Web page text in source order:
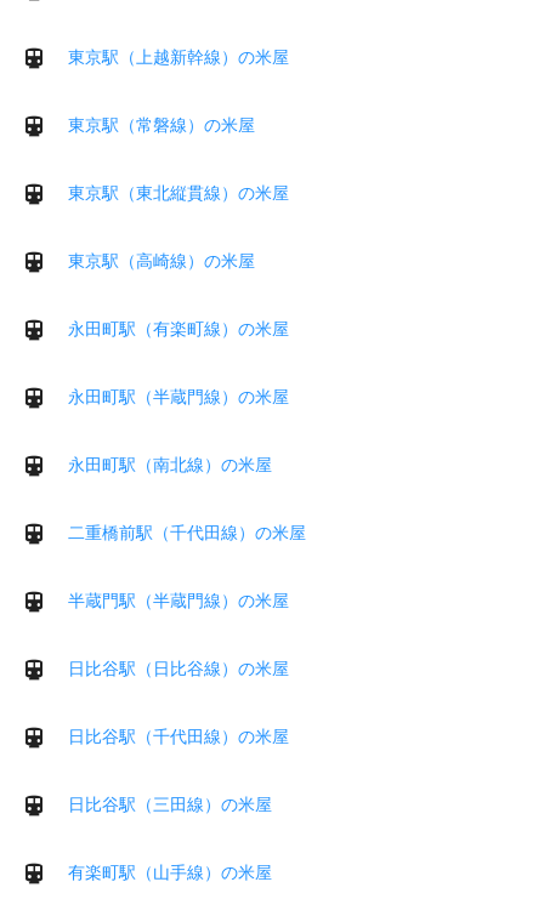
東京駅（上越新幹線）の米屋
東京駅（常磐線）の米屋
東京駅（東北縦貫線）の米屋
東京駅（高崎線）の米屋
永田町駅（有楽町線）の米屋
永田町駅（半蔵門線）の米屋
永田町駅（南北線）の米屋
二重橋前駅（千代田線）の米屋
半蔵門駅（半蔵門線）の米屋
日比谷駅（日比谷線）の米屋
日比谷駅（千代田線）の米屋
日比谷駅（三田線）の米屋
有楽町駅（山手線）の米屋